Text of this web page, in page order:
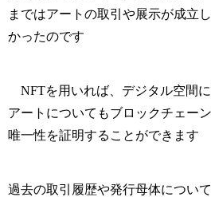
まではアートの取引や展示が成立し
かったのです
NFTを用いれば、デジタル空間
アートについてもブロックチェー
唯一性を証明することができます
過去の取引履歴や発行母体につい